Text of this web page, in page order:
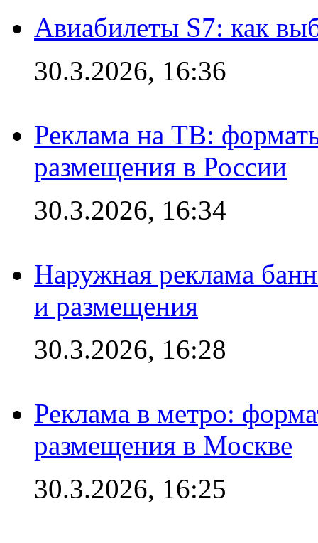
Авиабилеты S7: как
30.3.2026, 16:36
Реклама на ТВ:
размещения в России
30.3.2026, 16:34
Наружная реклама
и размещения
30.3.2026, 16:28
Реклама в метро:
размещения в Москве
30.3.2026, 16:25